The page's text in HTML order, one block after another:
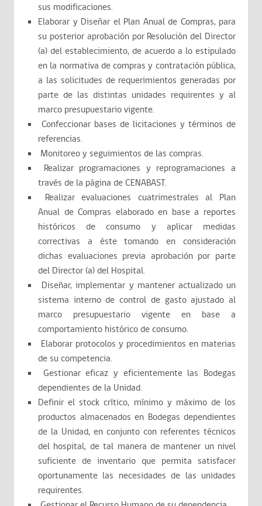
sus modificaciones.
Elaborar y Diseñar el Plan Anual de Compras, para
su posterior aprobación por Resolución del Director
(a) del establecimiento, de acuerdo a lo estipulado
en la normativa de compras y contratación pública,
a las solicitudes de requerimientos generadas por
parte de las distintas unidades requirentes y al
marco presupuestario vigente.
Confeccionar bases de licitaciones y términos de
referencias.
Monitoreo y seguimientos de las compras.
Realizar programaciones y reprogramaciones a
través de la página de CENABAST.
Realizar evaluaciones cuatrimestrales al Plan
Anual de Compras elaborado en base a reportes
históricos de consumo y aplicar medidas
correctivas a éste tomando en consideración
dichas evaluaciones previa aprobación por parte
del Director (a) del Hospital.
Diseñar, implementar y mantener actualizado un
sistema interno de control de gasto ajustado al
marco presupuestario vigente en base a
comportamiento histórico de consumo.
Elaborar protocolos y procedimientos en materias
de su competencia.
Gestionar eficaz y eficientemente las Bodegas
dependientes de la Unidad.
Definir el stock crítico, mínimo y máximo de los
productos almacenados en Bodegas dependientes
de la Unidad, en conjunto con referentes técnicos
del hospital, de tal manera de mantener un nivel
suficiente de inventario que permita satisfacer
oportunamente las necesidades de las unidades
requirentes.